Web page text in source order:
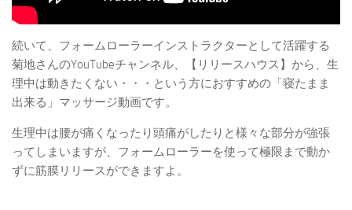
続いて、フォームローラーインストラクターとして活躍する
菊地さんのYouTubeチャンネル、【リリースハウス】から、生
理中は動きたくない・・・という方におすすめの「寝たまま
出来る」マッサージ動画です。
生理中は腰が痛くなったり頭痛がしたりと様々な部分が強張
ってしまいますが、フォームローラーを使って極限まで動か
ずに筋膜リリースができますよ。